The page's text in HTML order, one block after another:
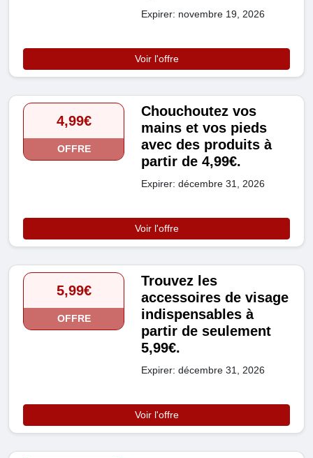
Expirer: novembre 19, 2026
Voir l'offre
4,99€
OFFRE
Chouchoutez vos
mains et vos pieds
avec des produits à
partir de 4,99€.
Expirer: décembre 31, 2026
Voir l'offre
5,99€
OFFRE
Trouvez les
accessoires de visage
indispensables à
partir de seulement
5,99€.
Expirer: décembre 31, 2026
Voir l'offre